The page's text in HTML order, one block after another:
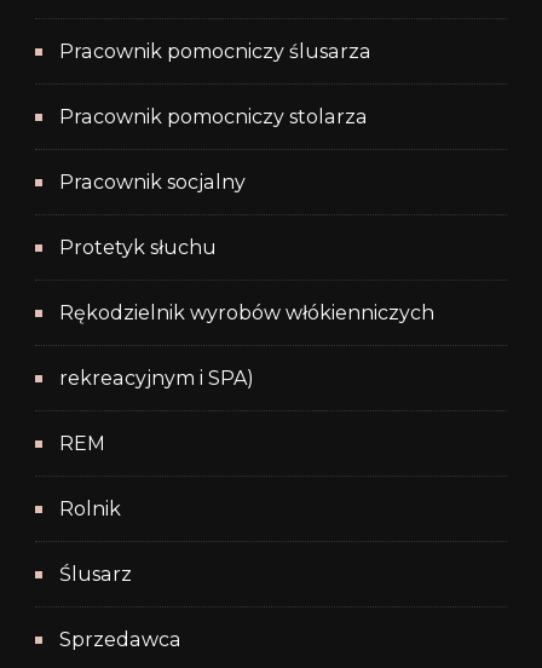
Pracownik pomocniczy ślusarza
Pracownik pomocniczy stolarza
Pracownik socjalny
Protetyk słuchu
Rękodzielnik wyrobów włókienniczych
rekreacyjnym i SPA)
REM
Rolnik
Ślusarz
Sprzedawca